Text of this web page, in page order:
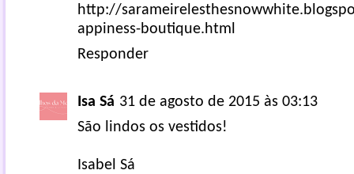
http://
appiness-boutique.html
Responder
Isa Sá 31 de agosto de 2015 às 03:13
São lindos os vestidos!
Isabel Sá